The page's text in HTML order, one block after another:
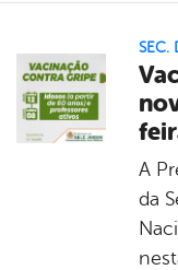
SEC.
A
da